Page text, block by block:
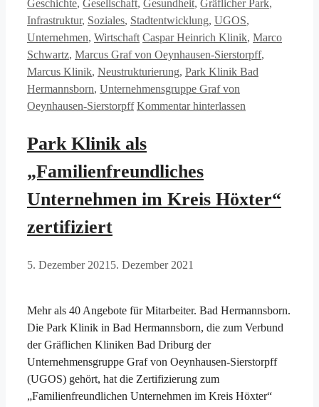
Geschichte, Gesellschaft, Gesundheit, Gräflicher Park,
Infrastruktur, Soziales, Stadtentwicklung, UGOS,
Unternehmen, Wirtschaft Schlagwörter
Caspar Heinrich Klinik, Marco
Schwartz, Marcus Graf von Oeynhausen-Sierstorpff,
Marcus Klinik, Neustrukturierung, Park Klinik Bad
Hermannsborn, Unternehmensgruppe Graf von
Oeynhausen-Sierstorpff Kommentar hinterlassen
Park Klinik als
„Familienfreundliches
Unternehmen im Kreis Höxter“
zertifiziert
5. Dezember 2021 5. Dezember 2021
Mehr als 40 Angebote für Mitarbeiter. Bad Hermannsborn.
Die Park Klinik in Bad Hermannsborn, die zum Verbund
der Gräflichen Kliniken Bad Driburg der
Unternehmensgruppe Graf von Oeynhausen-Sierstorpff
(UGOS) gehört, hat die Zertifizierung zum
„Familienfreundlichen Unternehmen im Kreis Höxter“